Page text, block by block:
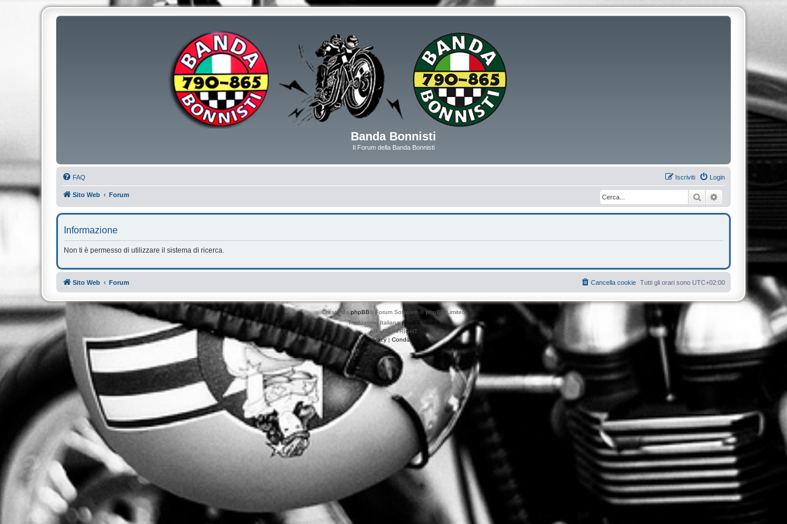
Banda Bonnisti
Il Forum della Banda Bonnisti
FAQ Login
Iscriviti
Sito Web Forum Cerca Ricerca avanzata
Informazione
Non ti è permesso di utilizzare il sistema di ricerca.
Sito Web Forum Tutti gli orari sono UTC+02:00
Cancella cookie
Creato daphpBB® Forum Software © phpBB Limited
Traduzione ItalianaphpBB-Italia.it
AIF_COPYRIGHT
Privacy| Condizioni